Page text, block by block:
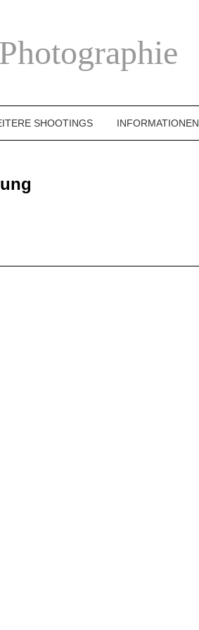
SHOOTINGS INFORMATIONEN